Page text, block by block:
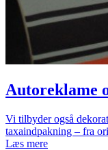
Auto­reklame
Vi tilbyder også
taxaindpakning – fra
Læs mere